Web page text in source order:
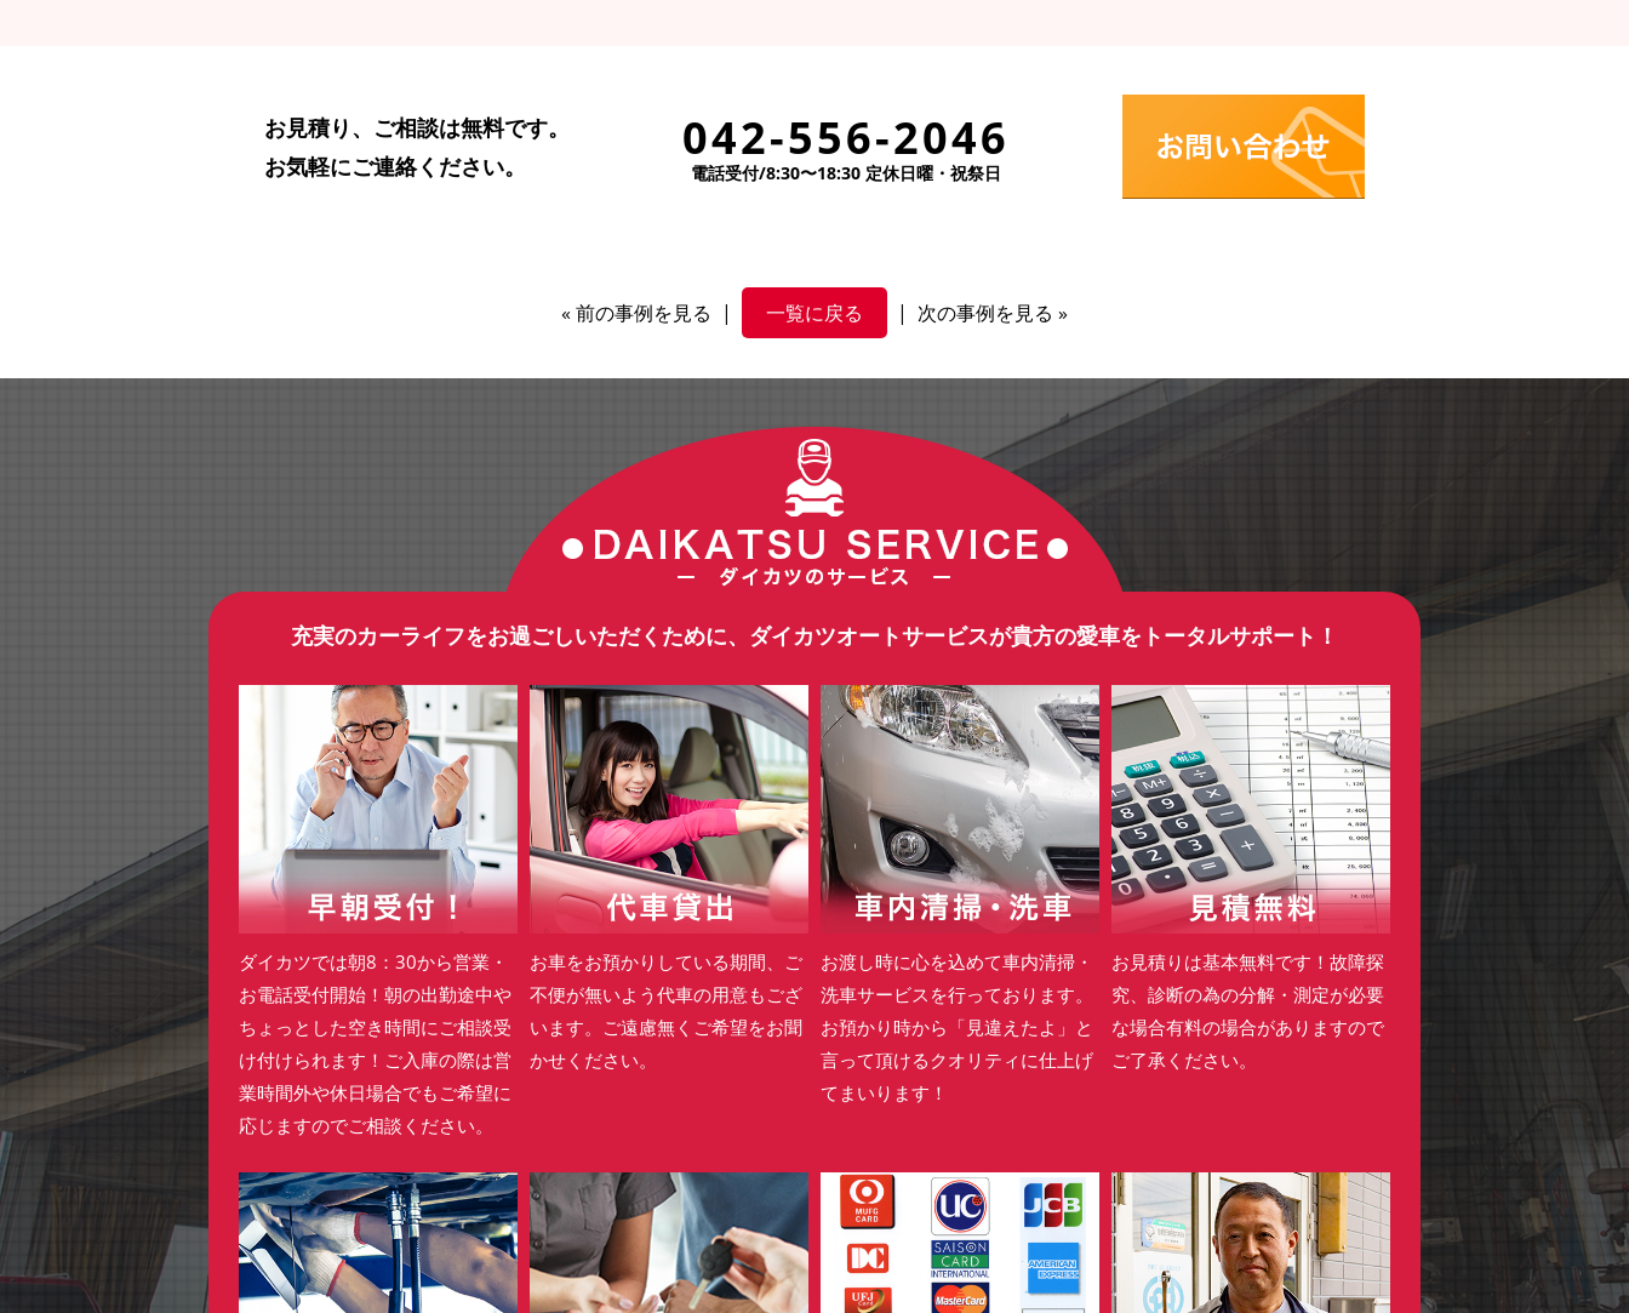
お見積り、ご相談は無料です。
お気軽にご連絡ください。
042-556-2046
電話受付/8:30〜18:30 定休日曜・祝祭日
« 前の事例を見る | 一覧に戻る | 次の事例を見る »
充実のカーライフをお過ごしいただくために、ダイカツオートサービスが貴方の愛車をトータルサポート！
ダイカツでは朝8：30から営業・
お電話受付開始！朝の出勤途中や
ちょっとした空き時間にご相談受
け付けられます！ご入庫の際は営
業時間外や休日場合でもご希望に
応じますのでご相談ください。
お車をお預かりしている期間、ご
不便が無いよう代車の用意もござ
います。ご遠慮無くご希望をお聞
かせください。
お渡し時に心を込めて車内清掃・
洗車サービスを行っております。
お預かり時から「見違えたよ」と
言って頂けるクオリティに仕上げ
てまいります！
お見積りは基本無料です！故障探
究、診断の為の分解・測定が必要
な場合有料の場合がありますので
ご了承ください。